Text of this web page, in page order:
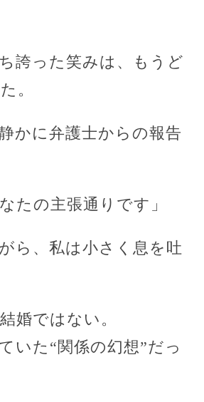
誇った笑みは、もうど
。
かに弁護士からの報告
たの主張通りです」
ら、私は小さく息を吐
婚ではない。
いた“関係の幻想”だっ